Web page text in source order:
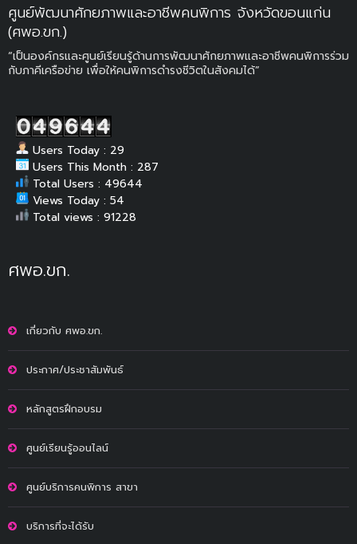
ศูนย์พัฒนาศักยภาพและอาชีพคนพิการ จังหวัดขอนแก่น
(ศพอ.ขก.)
“เป็นองค์กรและศูนย์เรียนรู้ด้านการพัฒนาศักยภาพและอาชีพคนพิการร่วม
กับภาคีเครือข่าย เพื่อให้คนพิการดำรงชีวิตในสังคมได้”
Users Today : 29
Users This Month : 287
Total Users : 49644
Views Today : 54
Total views : 91228
ศพอ.ขก.
เกี่ยวกับ ศพอ.ขก.
ประกาศ/ประชาสัมพันธ์
หลักสูตรฝึกอบรม
ศูนย์เรียนรู้ออนไลน์
ศูนย์บริการคนพิการ สาขา
บริการที่จะได้รับ